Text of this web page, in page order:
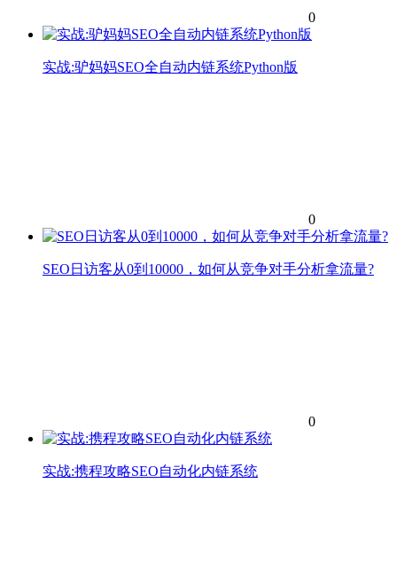
0
实战:驴妈妈SEO全自动内链系统Python版
0
SEO日访客从0到10000，如何从竞争对手分析拿流量?
0
实战:携程攻略SEO自动化内链系统